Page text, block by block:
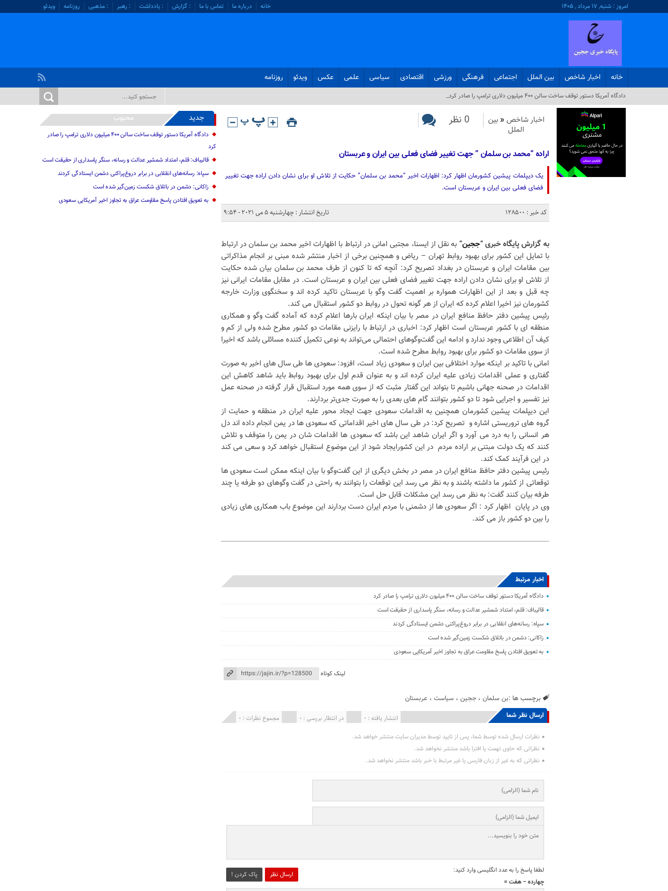
امروز : شنبه, ۱۷ مرداد , ۱۴۰۵ خانه درباره ما تماس با ما : گزارش : یادداشت : رهبر : مذهبی روزنامه ویدئو
خانه اخبار شاخص بین الملل اجتماعی فرهنگی ورزشی اقتصادی سیاسی علمی عکس ویدئو روزنامه
دادگاه آمریکا دستور توقف ساخت سالن ۴۰۰ میلیون دلاری ترامپ را صادر کرد_
اخبار شاخص « بین
الملل
0 نظر
اراده “محمد بن سلمان ” جهت تغییر فضای فعلی بین ایران و عربستان
یک دیپلمات پیشین کشورمان اظهار کرد: اظهارات اخیر “محمد بن سلمان” حکایت از تلاش او برای نشان دادن اراده جهت تغییر
فضای فعلی بین ایران و عربستان است.
کد خبر : 128500 تاریخ انتشار : چهارشنبه 5 می 2021 - 9:54
به گزارش پایگاه خبری “ججین” به نقل از ایسنا، مجتبی امانی در ارتباط با اظهارات اخیر محمد بن سلمان در ارتباط
با تمایل این کشور برای بهبود روابط تهران – ریاض و همچنین برخی از اخبار منتشر شده مبنی بر انجام مذاکراتی
بین مقامات ایران و عربستان در بغداد تصریح کرد: آنچه که تا کنون از طرف محمد بن سلمان بیان شده حکایت
از تلاش او برای نشان دادن اراده جهت تغییر فضای فعلی بین ایران و عربستان است. در مقابل مقامات ایرانی نیز
چه قبل و بعد از این اظهارات همواره بر اهمیت گفت وگو با عربستان تاکید کرده اند و سخنگوی وزارت خارجه
کشورمان نیز اخیرا اعلام کرده که ایران از هر گونه تحول در روابط دو کشور استقبال می کند.
رئیس پیشین دفتر حافظ منافع ایران در مصر با بیان اینکه ایران بارها اعلام کرده که آماده گفت وگو و همکاری
منطقه ای با کشور عربستان است اظهار کرد: اخباری در ارتباط با رایزنی مقامات دو کشور مطرح شده ولی از کم و
کیف آن اطلاعی وجود ندارد و ادامه این گفت‌وگوهای احتمالی می‌تواند به نوعی تکمیل کننده مسائلی باشد که اخیرا
از سوی مقامات دو کشور برای بهبود روابط مطرح شده است.
امانی با تاکید بر اینکه موارد اختلافی بین ایران و سعودی زیاد است، افزود: سعودی ها طی سال های اخیر به صورت
گفتاری و عملی اقدامات زیادی علیه ایران کرده اند و به عنوان قدم اول برای بهبود روابط باید شاهد کاهش این
اقدامات در صحنه جهانی باشیم تا بتواند این گفتار مثبت که از سوی همه مورد استقبال قرار گرفته در صحنه عمل
نیز تفسیر و اجرایی شود تا دو کشور بتوانند گام های بعدی را به صورت جدی‌تر بردارند.
این دیپلمات پیشین کشورمان همچنین به اقدامات سعودی جهت ایجاد محور علیه ایران در منطقه و حمایت از
گروه های تروریستی اشاره و تصریح کرد: در طی سال های اخیر اقداماتی که سعودی ها در یمن انجام داده اند دل
هر انسانی را به درد می آورد و اگر ایران شاهد این باشد که سعودی ها اقدامات شان در یمن را متوقف و تلاش
کنند که یک دولت مبتنی بر اراده مردم در این کشورایجاد شود از این موضوع استقبال خواهد کرد و سعی می کند
در این فرآیند کمک کند.
رئیس پیشین دفتر حافظ منافع ایران در مصر در بخش دیگری از این گفت‌وگو با بیان اینکه ممکن است سعودی ها
توقعاتی از کشور ما داشته باشند و به نظر می رسد این توقعات را بتوانند به راحتی در گفت وگوهای دو طرفه یا چند
طرفه بیان کنند گفت: به نظر می رسد این مشکلات قابل حل است.
وی در پایان اظهار کرد : اگر سعودی ها از دشمنی با مردم ایران دست بردارند این موضوع باب همکاری های زیادی
را بین دو کشور باز می کند.
اخبار مرتبط
دادگاه آمریکا دستور توقف ساخت سالن ۴۰۰ میلیون دلاری ترامپ را صادر کرد
قالیباف: قلم، امتداد شمشیر عدالت و رسانه، سنگر پاسداری از حقیقت است
سپاه: رسانه‌های انقلابی در برابر دروغ‌پراکنی دشمن ایستادگی کردند
زاکانی: دشمن در باتلاق شکست زمین‌گیر شده است
به تعویق افتادن پاسخ مقاومت عراق به تجاوز اخیر آمریکایی سعودی
لینک کوتاه
برچسب ها :بن سلمان ،ججین ،سیاست ، عربستان
ارسال نظر شما مجموع نظرات : 0 در انتظار بررسی : 0 انتشار یافته : 0
نظرات ارسال شده توسط شما، پس از تایید توسط مدیران سایت منتشر خواهد شد.
نظراتی که حاوی تهمت یا افترا باشد منتشر نخواهد شد.
نظراتی که به غیر از زبان فارسی یا غیر مرتبط با خبر باشد منتشر نخواهد شد.
ارسال نظر پاک کردن !
لطفا پاسخ را به عدد انگلیسی وارد کنید:
چهارده − هفت =
جدید محبوب
دادگاه آمریکا دستور توقف ساخت سالن ۴۰۰ میلیون دلاری ترامپ را صادر
کرد
قالیباف: قلم، امتداد شمشیر عدالت و رسانه، سنگر پاسداری از حقیقت است
سپاه: رسانه‌های انقلابی در برابر دروغ‌پراکنی دشمن ایستادگی کردند
زاکانی: دشمن در باتلاق شکست زمین‌گیر شده است
به تعویق افتادن پاسخ مقاومت عراق به تجاوز اخیر آمریکایی سعودی